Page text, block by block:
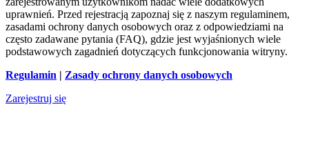
uprawnień. Przed rejestracją zapoznaj się z naszym regulaminem,
zasadami ochrony danych osobowych oraz z odpowiedziami na
często zadawane pytania (FAQ), gdzie jest wyjaśnionych wiele
podstawowych zagadnień dotyczących funkcjonowania witryny.
Regulamin | Zasady ochrony danych osobowych
Zarejestruj się